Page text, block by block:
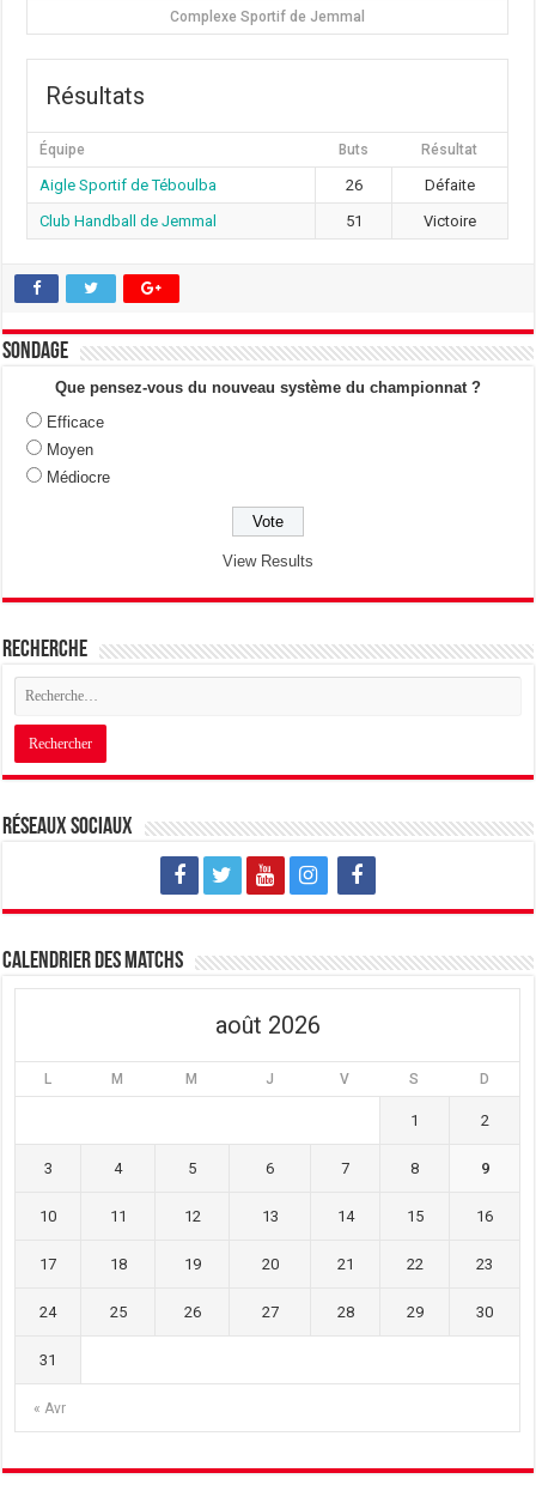
Complexe Sportif de Jemmal
Résultats
Équipe Buts Résultat
Aigle Sportif de Téboulba 26
Défaite
Club Handball de Jemmal
51 Victoire
Sondage
Que pensez-vous du nouveau système du championnat ?
Efficace
Moyen
Médiocre
View Results
Recherche
Réseaux sociaux
Calendrier des matchs
août 2026
L M M J V S D
« Avr
1 2
3 4 5 6 7 8 9
10 11 12 13 14 15 16
17 18 19 20 21 22 23
24 25 26 27 28 29 30
31